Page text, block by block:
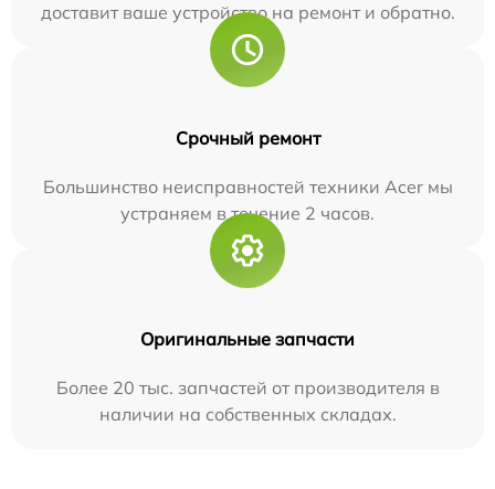
доставит ваше устройство на ремонт и обратно.
Срочный ремонт
Большинство неисправностей техники Acer мы
устраняем в течение 2 часов.
Оригинальные запчасти
Более 20 тыс. запчастей от производителя в
наличии на собственных складах.